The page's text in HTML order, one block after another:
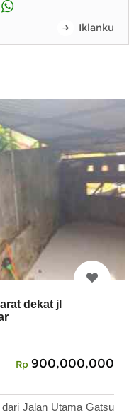
Iklanku
dekat jl
Rp 900,000,000
Jalan Utama Gatsu